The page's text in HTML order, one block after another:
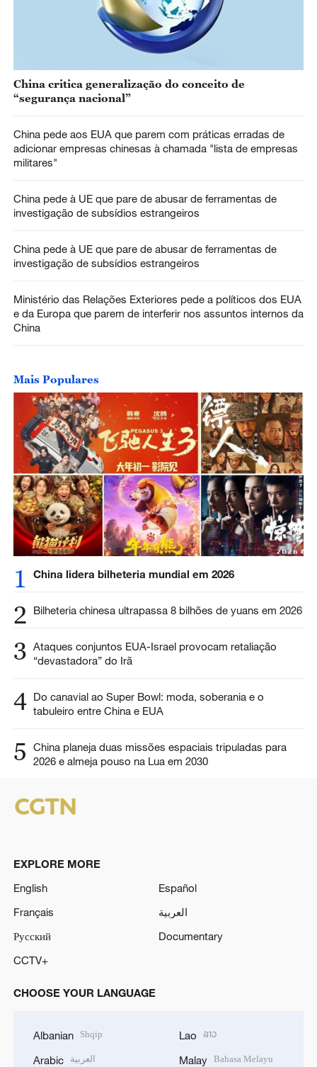
China critica generalização do conceito de
“segurança nacional”
China pede aos EUA que parem com práticas erradas de
adicionar empresas chinesas à chamada "lista de empresas
militares"
China pede à UE que pare de abusar de ferramentas de
investigação de subsídios estrangeiros
China pede à UE que pare de abusar de ferramentas de
investigação de subsídios estrangeiros
Ministério das Relações Exteriores pede a políticos dos EUA
e da Europa que parem de interferir nos assuntos internos da
China
Mais Populares
1 China lidera bilheteria mundial em 2026
2 Bilheteria chinesa ultrapassa 8 bilhões de yuans em 2026
3 Ataques conjuntos EUA-Israel provocam retaliação
“devastadora” do Irã
4 Do canavial ao Super Bowl: moda, soberania e o
tabuleiro entre China e EUA
5
China planeja duas missões espaciais tripuladas para
2026 e almeja pouso na Lua em 2030
EXPLORE MORE
English
Español
Français
العربية
Русский
Documentary
CCTV+
CHOOSE YOUR LANGUAGE
Albanian Shqip
Arabic العربية
Lao ລາວ
Malay Bahasa Melayu